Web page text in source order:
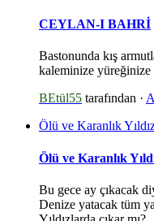
CEYLAN-I BAHRİ
Bastonunda kış
kaleminize yüreğinize
BEtül55 tarafından ·
Ölü ve Karanlık
Ölü ve Karanlık
Bu gece ay çıkacak
Denize yatacak tüm